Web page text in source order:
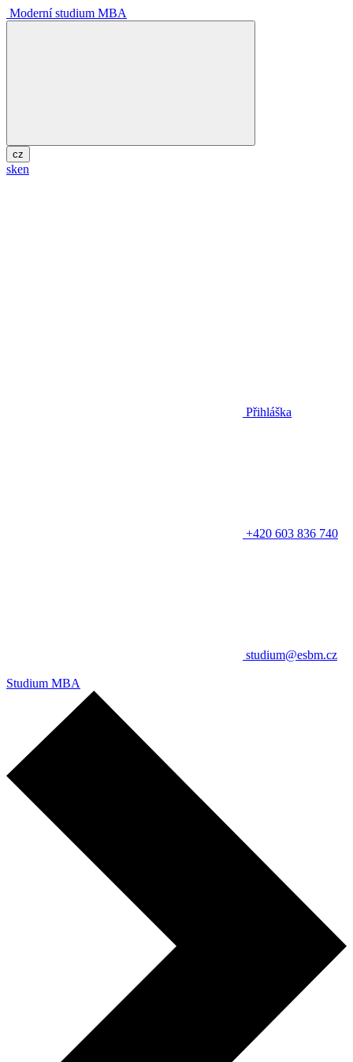
Moderní studium MBA
cz
sken
Přihláška
+420 603 836 740
studium@esbm.cz
Studium MBA